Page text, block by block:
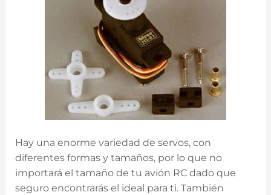
Hay una enorme variedad de servos, con
diferentes formas y tamaños, por lo que no
importará el tamaño de tu avión RC dado que
seguro encontrarás el ideal para ti. También